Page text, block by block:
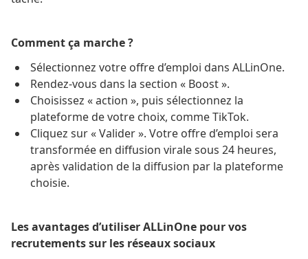
Comment ça marche ?
Sélectionnez votre offre d’emploi dans ALLinOne.
Rendez-vous dans la section « Boost ».
Choisissez « action », puis sélectionnez la
plateforme de votre choix, comme TikTok.
Cliquez sur « Valider ». Votre offre d’emploi sera
transformée en diffusion virale sous 24 heures,
après validation de la diffusion par la plateforme
choisie.
Les avantages d’utiliser ALLinOne pour vos
recrutements sur les réseaux sociaux